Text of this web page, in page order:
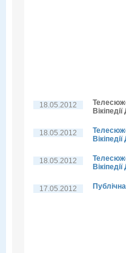
18.05.2012
18.05.2012
18.05.2012
17.05.2012